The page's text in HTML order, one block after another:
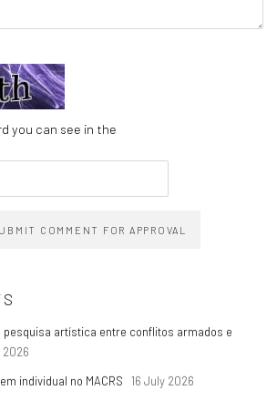
you can see in the
COMMENT FOR APPROVAL
pesquisa artística entre conflitos armados e
2026
individual no MACRS
16 July 2026